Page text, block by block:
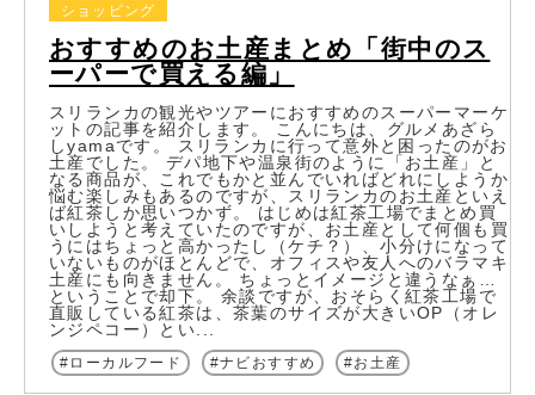
おすすめのお土産まとめ「街中のス
ーパーで買える編」
ショッピング
スリランカの観光やツアーにおすすめのスーパーマーケ
ットの記事を紹介します。 こんにちは、グルメあざら
しyamaです。 スリランカに行って意外と困ったのがお
土産でした。 デパ地下や温泉街のように「お土産」と
なる商品が、これでもかと並んでいればどれにしようか
悩む楽しみもあるのですが、スリランカのお土産といえ
ば紅茶しか思いつかず。 はじめは紅茶工場でまとめ買
いしようと考えていたのですが、お土産として何個も買
うにはちょっと高かったし（ケチ？）、小分けになって
いないものがほとんどで、オフィスや友人へのバラマキ
土産にも向きません。 ちょっとイメージと違うなぁ…
ということで却下。 余談ですが、おそらく紅茶工場で
直販している紅茶は、茶葉のサイズが大きいOP（オレ
ンジペコー）とい...
ローカルフード ナビおすすめ お土産